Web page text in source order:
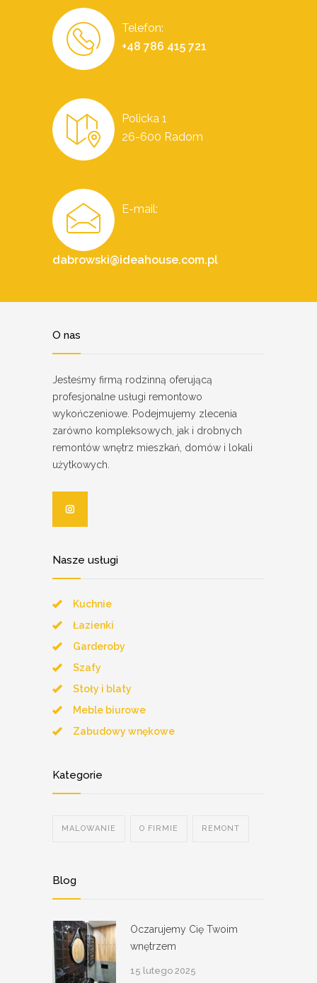
Telefon:
+48 786 415 721
Policka 1
26-600 Radom
E-mail:
dabrowski@ideahouse.com.pl
O nas
Jesteśmy firmą rodzinną oferującą
profesjonalne usługi remontowo
wykończeniowe. Podejmujemy zlecenia
zarówno kompleksowych, jak i drobnych
remontów wnętrz mieszkań, domów i lokali
użytkowych.
Nasze usługi
Kuchnie
Łazienki
Garderoby
Szafy
Stoły i blaty
Meble biurowe
Zabudowy wnękowe
Kategorie
MALOWANIE O FIRMIE REMONT
Blog
Oczarujemy Cię Twoim
wnętrzem
15 lutego 2025